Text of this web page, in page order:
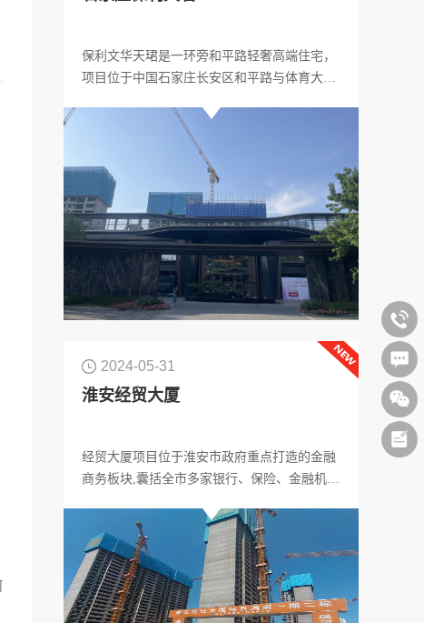
保利文华天珺是一环旁和平路轻奢高端住宅，
项目位于中国石家庄长安区和平路与体育大街
改善型低密住宅，社区共规划10栋，包含2栋9-
10层洋房与8栋16-17层小高层，其中在售约小
高层137/167/196平方米和洋房205平方米，全
部都是大面积的改善户型。
2024-05-31
淮安经贸大厦
经贸大厦项目位于淮安市政府重点打造的金融
商务板块,囊括全市多家银行、保险、金融机
商务氛围浓厚。